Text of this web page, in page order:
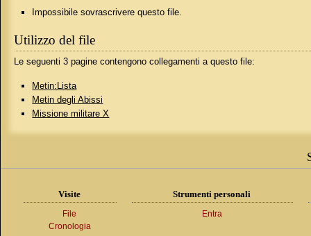
Impossibile sovrascrivere questo file.
Utilizzo del file
Le seguenti 3 pagine contengono collegamenti a questo file:
Metin:Lista
Metin degli Abissi
Missione militare X
Visite
File
Cronologia
Strumenti personali
Entra